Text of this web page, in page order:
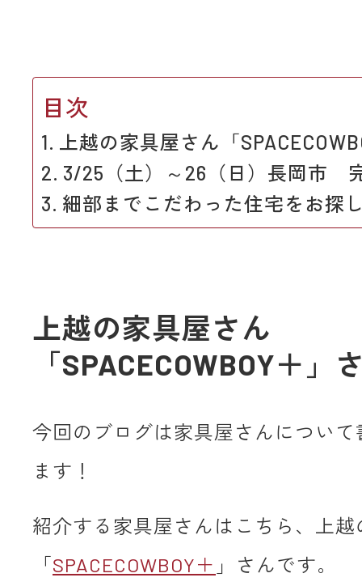
目次
上越の家具屋さん「
3/25（土）～26（日）長岡市
細部までこだわった住宅をお探
上越の家具屋さん
「SPACECOWBOY＋」
今回のブログは家具屋さんについ
ます！
紹介する家具屋さんはこちら、上越
「SPACECOWBOY＋ 」さんです。